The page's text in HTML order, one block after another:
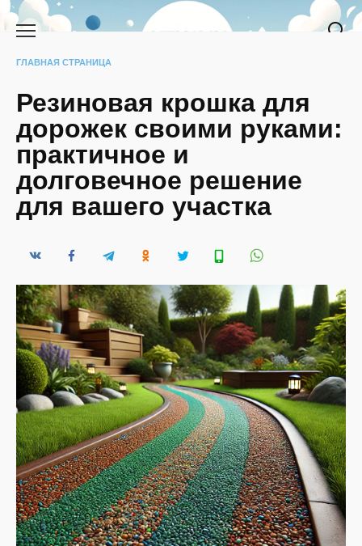
Перейти
ГЛАВНАЯ СТРАНИЦА
Резиновая крошка для
дорожек своими руками:
практичное и
долговечное решение
для вашего участка